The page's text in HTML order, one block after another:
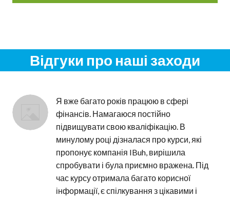
Відгуки про наші заходи
Я вже багато років працюю в сфері
фінансів. Намагаюся постійно
підвищувати свою кваліфікацію. В
минулому році дізналася про курси, які
пропонує компанія IBuh, вирішила
спробувати і була приємно вражена. Під
час курсу отримала багато корисної
інформації, є спілкування з цікавими і